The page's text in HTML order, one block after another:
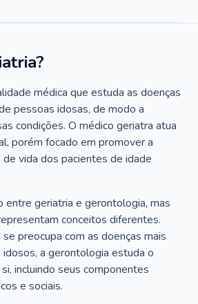
médica que estuda as doenças
pessoas idosas, de modo a
condições. O médico geriatra atua
porém focado em promover a
vida dos pacientes de idade
entre geriatria e gerontologia, mas
conceitos diferentes.
preocupa com as doenças mais
a gerontologia estuda o
incluindo seus componentes
e sociais.